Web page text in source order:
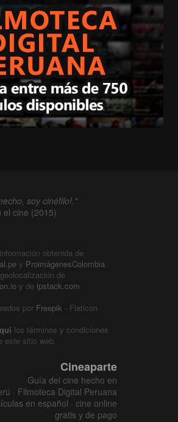
soy cinéfilo!."
el cine (2015)
obtenida de
y ProimágenesColombia.
de
y de ipstack.com
por Freepik - Flaticon
los términos y condiciones
este sitio web.
Cineaparte
Guía del cine hecho en
· Filmoteca Digital Peruana
en español · cine online
gratis y de pago